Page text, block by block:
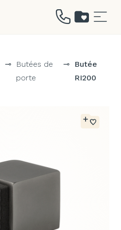
⊸
Butées de
porte
⊸
Butée
RI200